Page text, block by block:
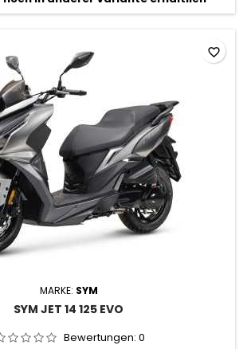
MARKE: SYM
SYM JET 14 125 EVO
Bewertungen: 0
favorite_border